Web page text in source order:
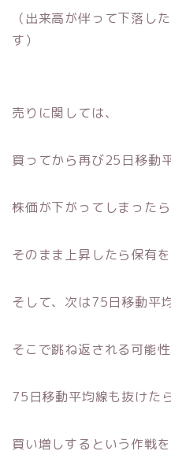
（出来高が伴って下落し
す）
売りに関しては、
買ってから再び25日移動
株価が下がってしまったら
そのまま上昇したら保有を
そして、次は75日移動平
そこで跳ね返される可能
75日移動平均線も抜けた
買い増しするという作戦を